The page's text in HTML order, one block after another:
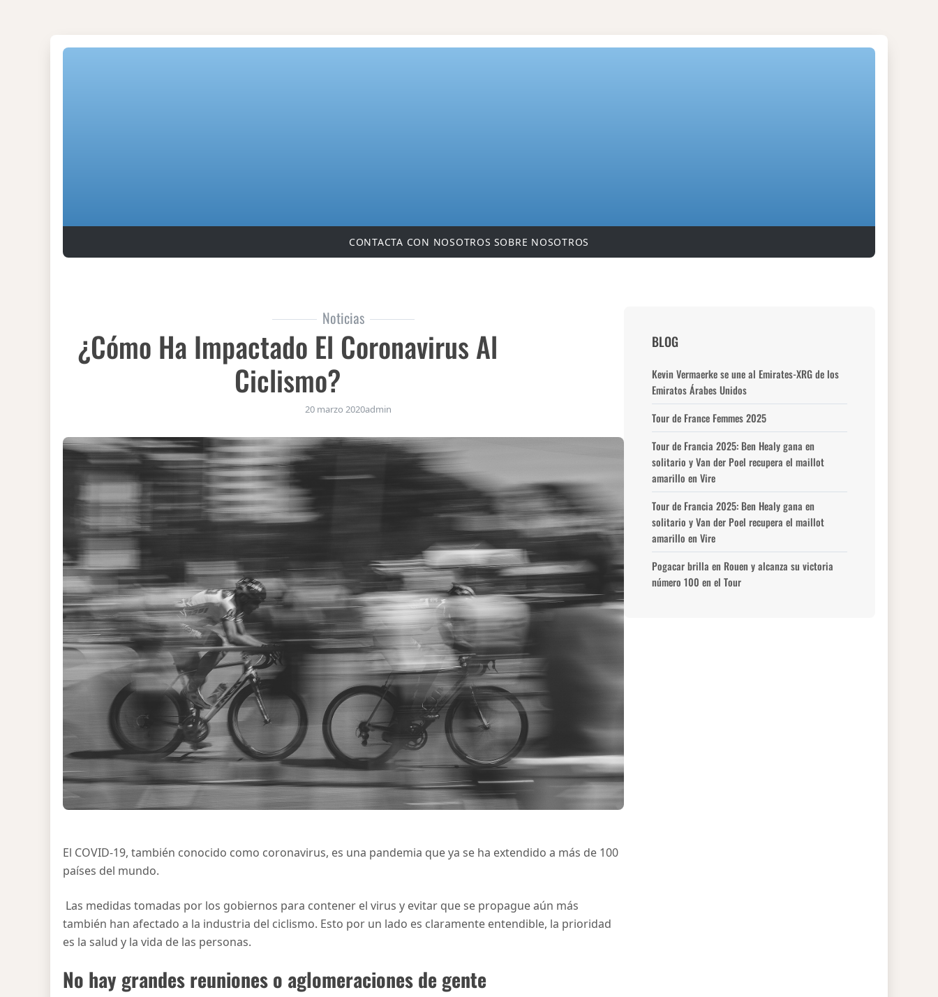
CONTACTA CON NOSOTROS SOBRE NOSOTROS
Noticias
¿Cómo Ha Impactado El Coronavirus Al
Ciclismo?
20 marzo 2020admin
El COVID-19, también conocido como coronavirus, es una pandemia que ya se ha extendido a más de 100
países del mundo.
Las medidas tomadas por los gobiernos para contener el virus y evitar que se propague aún más
también han afectado a la industria del ciclismo. Esto por un lado es claramente entendible, la prioridad
es la salud y la vida de las personas.
No hay grandes reuniones o aglomeraciones de gente
BLOG
Kevin Vermaerke se une al Emirates-XRG de los
Emiratos Árabes Unidos
Tour de France Femmes 2025
Tour de Francia 2025: Ben Healy gana en
solitario y Van der Poel recupera el maillot
amarillo en Vire
Tour de Francia 2025: Ben Healy gana en
solitario y Van der Poel recupera el maillot
amarillo en Vire
Pogacar brilla en Rouen y alcanza su victoria
número 100 en el Tour